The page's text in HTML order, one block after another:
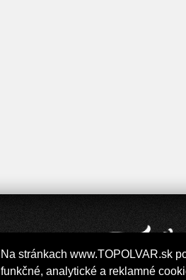
Na stránkach www.TOPOLVAR.sk
funkčné, analytické a reklamné